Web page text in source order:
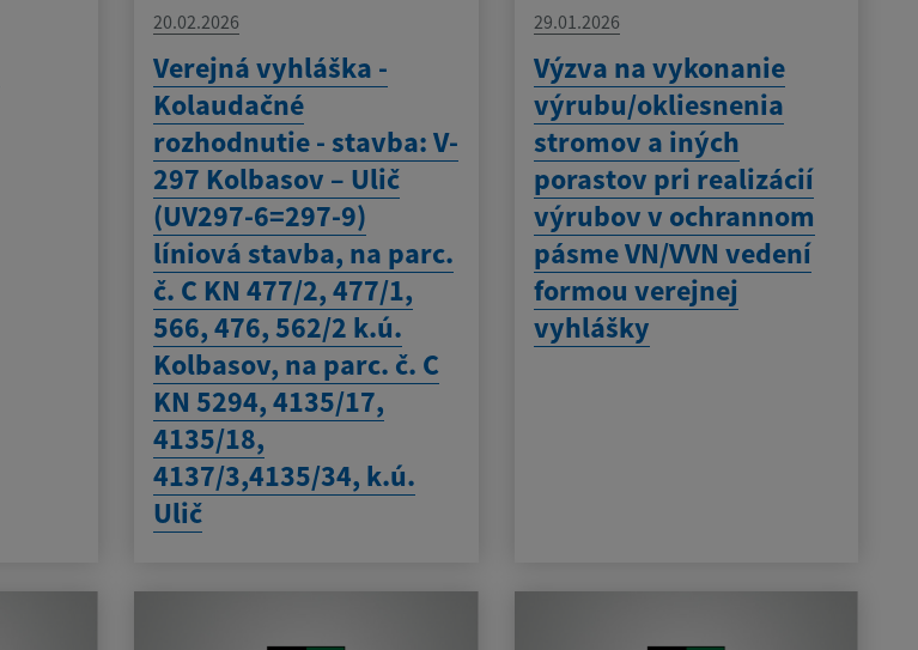
20.02.2026
Verejná vyhláška -
Kolaudačné
rozhodnutie - stavba: V-
297 Kolbasov – Ulič
(UV297-6=297-9)
líniová stavba, na parc.
č. C KN 477/2, 477/1,
566, 476, 562/2 k.ú.
Kolbasov, na parc. č. C
KN 5294, 4135/17,
4135/18,
4137/3,4135/34, k.ú.
Ulič
29.01.2026
Výzva na vykonanie
výrubu/okliesnenia
stromov a iných
porastov pri realizácií
výrubov v ochrannom
pásme VN/VVN vedení
formou verejnej
vyhlášky